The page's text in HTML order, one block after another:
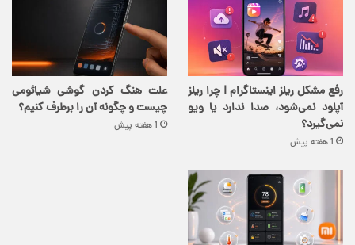
رفع مشکل ریلز اینستاگرام | چرا ریلز
آپلود نمی‌شود، صدا ندارد یا ویو
نمی‌گیرد؟
1 هفته پیش
علت هنگ کردن گوشی شیائومی
چیست و چگونه آن را برطرف کنیم؟
1 هفته پیش